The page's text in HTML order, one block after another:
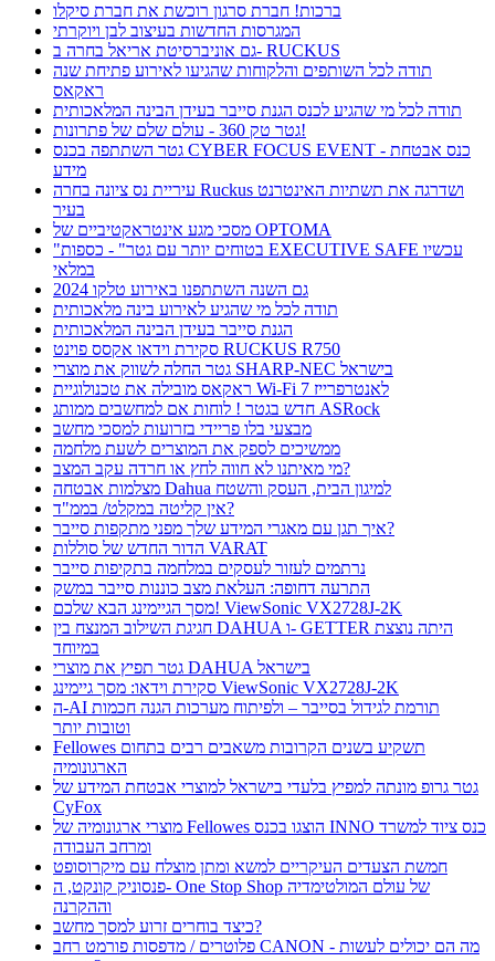
ברכות! חברת סרגון רוכשת את חברת סיקלו
המגרסות החדשות בעיצוב לבן ויוקרתי
גם אוניברסיטת אריאל בחרה ב- RUCKUS
תודה לכל השותפים והלקוחות שהגיעו לאירוע פתיחת שנה
ראקאס
תודה לכל מי שהגיע לכנס הגנת סייבר בעידן הבינה המלאכותית
גטר טק 360 - עולם שלם של פתרונות!
גטר השתתפה בכנס CYBER FOCUS EVENT - כנס אבטחת
מידע
עיריית נס ציונה בחרה Ruckus ושדרגה את תשתיות האינטרנט
בעיר
מסכי מגע אינטראקטיביים של OPTOMA
"בטוחים יותר עם גטר" - כספות EXECUTIVE SAFE עכשיו
במלאי
גם השנה השתתפנו באירוע טלקו 2024
תודה לכל מי שהגיע לאירוע בינה מלאכותית
הגנת סייבר בעידן הבינה המלאכותית
סקירת וידאו אקסס פוינט RUCKUS R750
גטר החלה לשווק את מוצרי SHARP-NEC בישראל
ראקאס מובילה את טכנולוגיית Wi-Fi 7 לאנטרפרייז
חדש בגטר ! לוחות אם למחשבים ממותג ASRock
מבצעי בלו פריידי בזרועות למסכי מחשב
ממשיכים לספק את המוצרים לשעת מלחמה
מי מאיתנו לא חווה לחץ או חרדה עקב המצב?
מצלמות אבטחה Dahua למיגון הבית, העסק והשטח
אין קליטה במקלט/ בממ"ד?
איך תגן עם מאגרי המידע שלך מפני מתקפות סייבר?
הדור החדש של סוללות VARAT
נרתמים לעזור לעסקים במלחמה בתקיפות סייבר
התרעה דחופה: העלאת מצב כוננות סייבר במשק
מסך הגיימינג הבא שלכם! ViewSonic VX2728J-2K
חגיגת השילוב המנצח בין DAHUA ו- GETTER היתה נוצצת
במיוחד
גטר תפיץ את מוצרי DAHUA בישראל
סקירת וידאו: מסך גיימינג ViewSonic VX2728J-2K
ה-AI תורמת לגידול בסייבר – ולפיתוח מערכות הגנה חכמות
וטובות יותר
Fellowes תשקיע בשנים הקרובות משאבים רבים בתחום
הארגונומיה
גטר גרופ מונתה למפיץ בלעדי בישראל למוצרי אבטחת המידע של
CyFox
מוצרי ארגונומיה של Fellowes הוצגו בכנס INNO כנס ציוד למשרד
ומרחב העבודה
חמשת הצעדים העיקריים למשא ומתן מוצלח עם מיקרוסופט
פנסוניק קונקט, ה- One Stop Shop של עולם המולטימדיה
וההקרנה
כיצד בוחרים זרוע למסך מחשב?
פלוטרים / מדפסות פורמט רחב CANON - מה הם יכולים לעשות